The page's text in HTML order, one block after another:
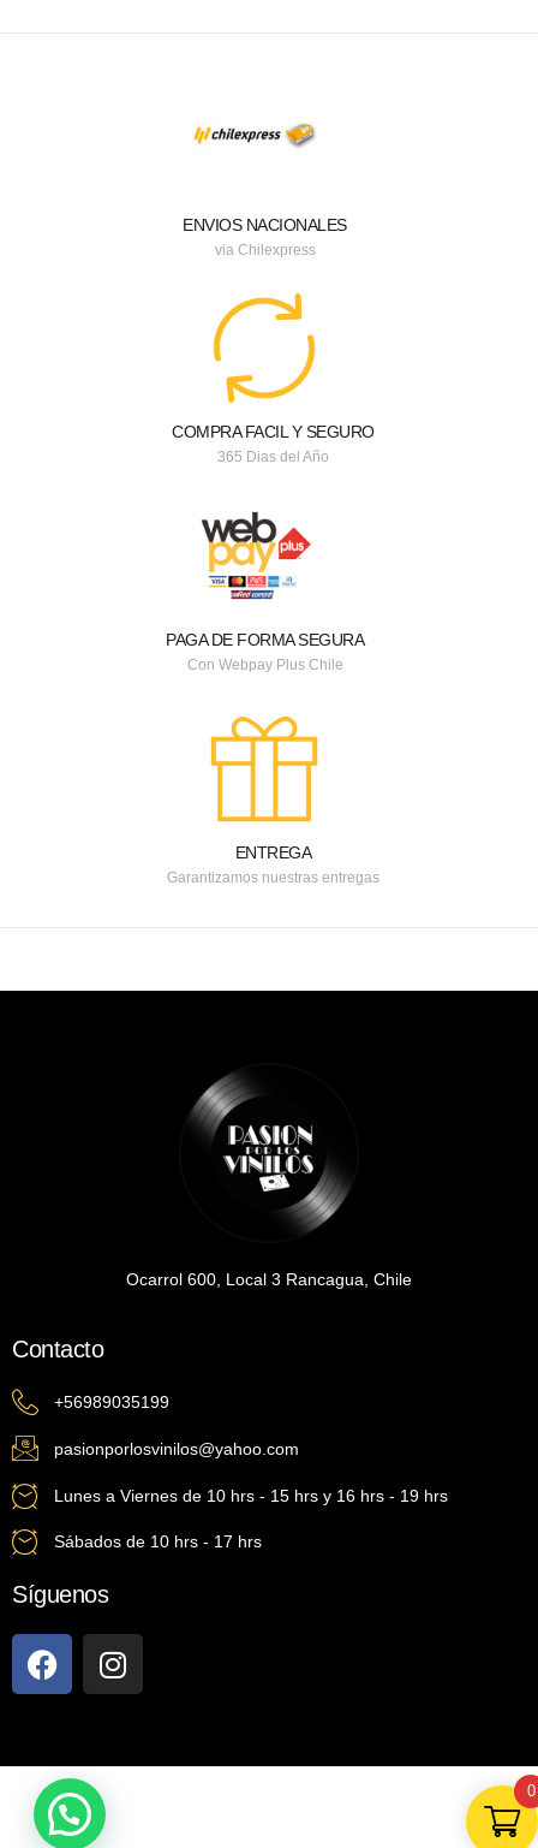
ENVIOS NACIONALES
via Chilexpress
COMPRA FACIL Y SEGURO
365 Dias del Año
PAGA DE FORMA SEGURA
Con Webpay Plus Chile
ENTREGA
Garantizamos nuestras entregas
Ocarrol 600, Local 3 Rancagua, Chile
Contacto
+56989035199
pasionporlosvinilos@yahoo.com
Lunes a Viernes de 10 hrs - 15 hrs y 16 hrs - 19 hrs
Sábados de 10 hrs - 17 hrs
Síguenos
0